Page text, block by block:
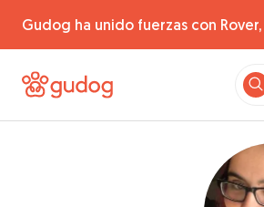
Gudog ha unido fuerzas con Rover,